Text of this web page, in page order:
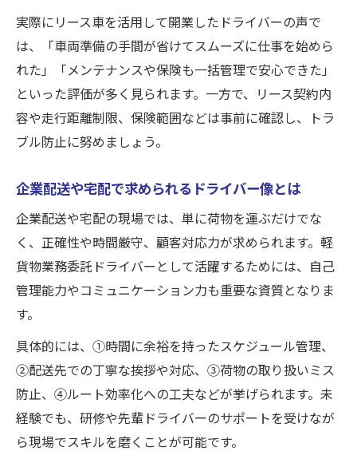
業務委託ドライバーのナンバー取得ポイン
ト
リース車両利用時の黒ナンバー申請サポー
ト
企業配送や宅配で必要な準備事項を整理
実際にリース車を活用して開業したドライバーの声で
は、「車両準備の手間が省けてスムーズに仕事を始めら
れた」「メンテナンスや保険も一括管理で安心できた」
といった評価が多く見られます。一方で、リース契約内
容や走行距離制限、保険範囲などは事前に確認し、トラ
ブル防止に努めましょう。
企業配送や宅配で求められるドライバー像とは
企業配送や宅配の現場では、単に荷物を運ぶだけでな
く、正確性や時間厳守、顧客対応力が求められます。軽
貨物業務委託ドライバーとして活躍するためには、自己
管理能力やコミュニケーション力も重要な資質となりま
す。
具体的には、①時間に余裕を持ったスケジュール管理、
②配送先での丁寧な挨拶や対応、③荷物の取り扱いミス
防止、④ルート効率化への工夫などが挙げられます。未
経験でも、研修や先輩ドライバーのサポートを受けなが
ら現場でスキルを磨くことが可能です。